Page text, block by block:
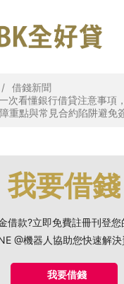
借錢新聞
次看懂銀行借貸注意事項
重點與常見合約陷阱避免
我要借錢
借款?立即免費註冊刊登您
@機器人協助您快速解
我要借錢